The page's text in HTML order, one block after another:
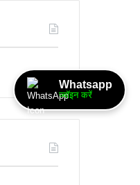
Whatsapp
ज्वॉइन करें